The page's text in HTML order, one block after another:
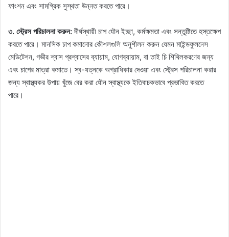
ফাংশন এবং সামগ্রিক সুস্থতা উন্নত করতে পারে।
৩. স্ট্রেস পরিচালনা করুন:দীর্ঘস্থায়ী চাপ যৌন ইচ্ছা, কর্মক্ষমতা এবং সন্তুষ্টিতে হস্তক্ষেপ
করতে পারে। মানসিক চাপ কমানোর কৌশলগুলি অনুশীলন করুন যেমন মাইন্ডফুলনেস
মেডিটেশন, গভীর শ্বাস প্রশ্বাসের ব্যায়াম, যোগব্যায়াম, বা তাই চি শিথিলকরণের জন্য
এবং চাপের মাত্রা কমাতে। স্ব-যত্নকে অগ্রাধিকার দেওয়া এবং স্ট্রেস পরিচালনা করার
জন্য স্বাস্থ্যকর উপায় খুঁজে বের করা যৌন স্বাস্থ্যকে ইতিবাচকভাবে প্রভাবিত করতে
পারে।